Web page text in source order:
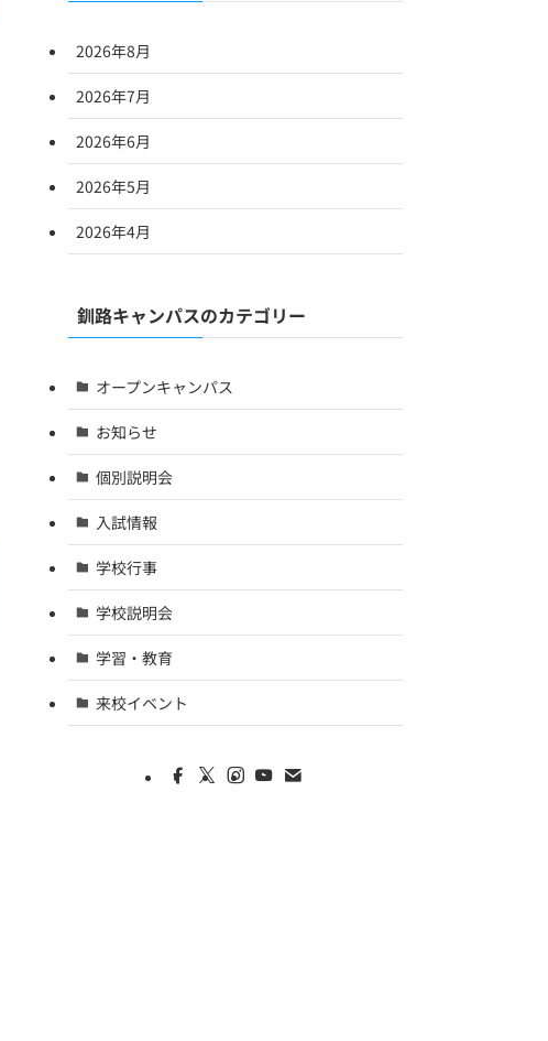
2026年8月
2026年7月
2026年6月
2026年5月
2026年4月
釧路キャンパスのカテゴリー
オープンキャンパス
お知らせ
個別説明会
入試情報
学校行事
学校説明会
学習・教育
来校イベント